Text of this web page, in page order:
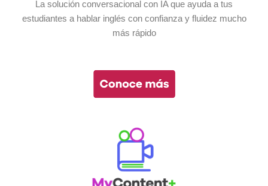
La solución conversacional con IA que ayuda a tus
estudiantes a hablar inglés con confianza y fluidez mucho
más rápido